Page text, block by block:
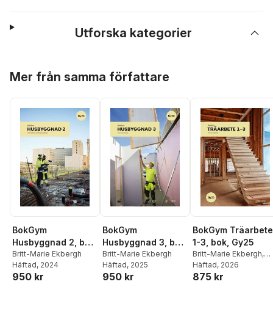
Utforska kategorier
Mer från samma författare
BokGym
Husbyggnad 2, bok,
Gy25
Britt-Marie Ekbergh
Häftad, 2024
950 kr
BokGym
Husbyggnad 3, bok,
Gy25
Britt-Marie Ekbergh
Häftad, 2025
950 kr
BokGym Träarbete
1-3, bok, Gy25
Britt-Marie Ekbergh,
Rickard Andersson
Häftad, 2026
875 kr